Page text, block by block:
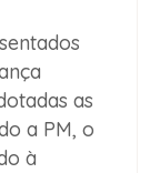
as
a PM, o
à